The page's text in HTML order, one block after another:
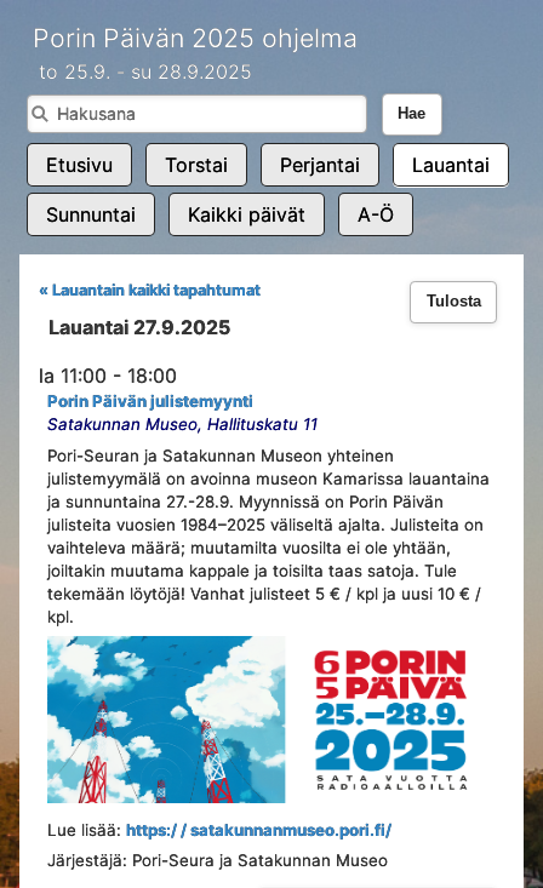
Porin Päivän 2025 ohjelma
to 25.9. - su 28.9.2025
Hae
Etusivu Torstai Perjantai Lauantai
Sunnuntai Kaikki päivät A-Ö
Tulosta
« Lauantain kaikki tapahtumat
Lauantai 27.9.2025
la 11:00 - 18:00
Porin Päivän julistemyynti
Satakunnan Museo, Hallituskatu 11
Pori-Seuran ja Satakunnan Museon yhteinen
julistemyymälä on avoinna museon Kamarissa lauantaina
ja sunnuntaina 27.-28.9. Myynnissä on Porin Päivän
julisteita vuosien 1984–2025 väliseltä ajalta. Julisteita on
vaihteleva määrä; muutamilta vuosilta ei ole yhtään,
joiltakin muutama kappale ja toisilta taas satoja. Tule
tekemään löytöjä! Vanhat julisteet 5 € / kpl ja uusi 10 € /
kpl.
Lue lisää: https:/ / satakunnanmuseo.pori.fi/
Järjestäjä: Pori-Seura ja Satakunnan Museo